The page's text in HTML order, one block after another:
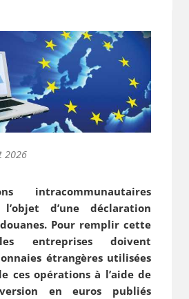
2026
intracommunautaires
d’une déclaration
Pour remplir cette
entreprises doivent
étrangères utilisées
ces opérations à l’aide de
en euros publiés